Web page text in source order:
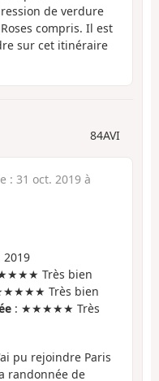
de verdure
compris. Il est
sur cet itinéraire
84AVI
: 31 oct. 2019 à
2019
Très bien
Très bien
: ★★★★★ Très
pu rejoindre Paris
randonnée de